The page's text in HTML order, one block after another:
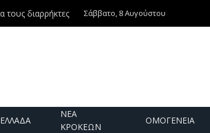
τους διαρρήκτες Σάββατο, 8 Αυγούστου
ΕΛΛΑΔΑ
ΝΕΑ
ΚΡΟΚΕΩΝ
ΟΜΟΓΕΝΕΙΑ